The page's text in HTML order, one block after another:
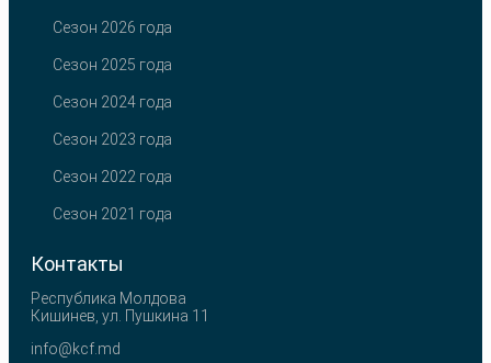
Сезон 2026 года
Сезон 2025 года
Сезон 2024 года
Сезон 2023 года
Сезон 2022 года
Сезон 2021 года
Контакты
Республика Молдова
Кишинев, ул. Пушкина 11
info@kcf.md